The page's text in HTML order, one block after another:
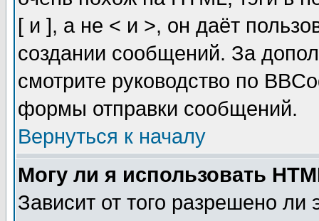
[ и ], а не < и >, он даёт
создании сообщений. За
смотрите руководство по
формы отправки сообщений.
Вернуться к началу
Могу ли я использовать
Зависит от того разрешено